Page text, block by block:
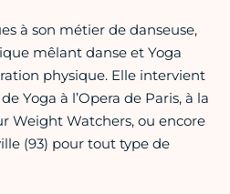
à son métier de danseuse,
mêlant danse et Yoga
physique. Elle intervient
Yoga à l’Opera de Paris, à la
Weight Watchers, ou encore
(93) pour tout type de